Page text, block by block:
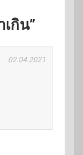
กิน”
02.04.2021